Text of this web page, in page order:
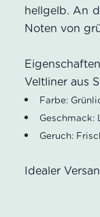
hellgelb. An
Noten von
Veltliner aus
Farbe:
Geschmack:
Geruch:
Idealer